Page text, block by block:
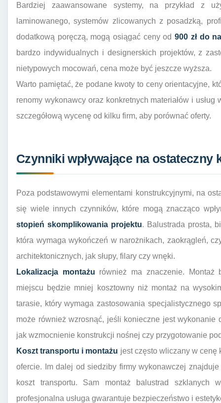
Bardziej zaawansowane systemy, na przykład z
laminowanego, systemów zlicowanych z posadzką,
dodatkową poręczą, mogą osiągać ceny od900 zł do
bardzo indywidualnych i designerskich projektów, z
nietypowych mocowań, cena może być jeszcze wyższa.
Warto pamiętać, że podane kwoty to ceny orientacyjne,
renomy wykonawcy oraz konkretnych materiałów i
szczegółową wycenę od kilku firm, aby porównać oferty.
Czynniki wpływające na ostateczny
Poza podstawowymi elementami konstrukcyjnymi, na
się wiele innych czynników, które mogą znacząco
stopień skomplikowania projektu. Balustrada prosta,
która wymaga wykończeń w narożnikach, zaokrągleń,
architektonicznych, jak słupy, filary czy wnęki.
Lokalizacja montażu również ma znaczenie. Montaż
miejscu będzie mniej kosztowny niż montaż na
tarasie, który wymaga zastosowania specjalistycznego
może również wzrosnąć, jeśli konieczne jest wykonanie
jak wzmocnienie konstrukcji nośnej czy przygotowanie
Koszt transportu i montażu jest często wliczany w cenę
ofercie. Im dalej od siedziby firmy wykonawczej
koszt transportu. Sam montaż balustrad szklanych
profesjonalna usługa gwarantuje bezpieczeństwo i